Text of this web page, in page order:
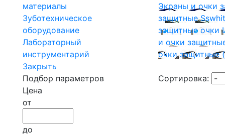
материалы
Зуботехническое
оборудование
Лабораторный
инструментарий
Закрыть
Подбор параметров
Цена
от
до
Экраны и очки
защитные
защитные очки
и очки
очки защитные
Сортировка: